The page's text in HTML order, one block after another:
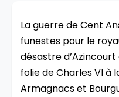
La guerre de Cent
funestes pour le
désastre
folie de Charles VI à
Armagnacs et